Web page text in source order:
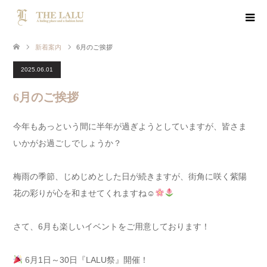
新着案内 6月のご挨拶
2025.06.01
6月のご挨拶
今年もあっという間に半年が過ぎようとしていますが、皆さま
いかがお過ごしでしょうか？
梅雨の季節、じめじめとした日が続きますが、街角に咲く紫陽
花の彩りが心を和ませてくれますね☺
さて、6月も楽しいイベントをご用意しております！
6月1日～30日『LALU祭』開催！